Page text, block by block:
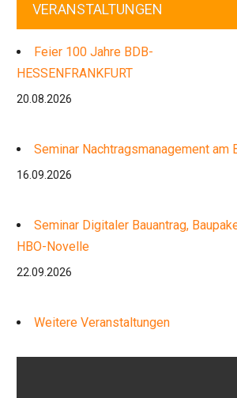
VERANSTALTUNGEN
Feier 100 Jahre BDB-
HESSENFRANKFURT
20.08.2026
Seminar Nachtragsmanagement am
16.09.2026
Seminar Digitaler Bauantrag,
HBO-Novelle
22.09.2026
Weitere Veranstaltungen